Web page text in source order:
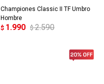
Championes Classic II TF Umbro
Hombre
$ 1.990 $ 2.590